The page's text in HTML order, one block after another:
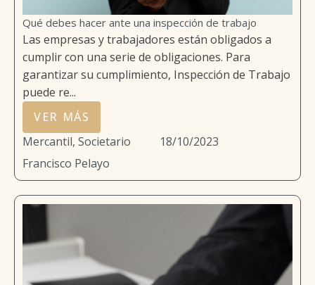
Qué debes hacer ante una inspección de trabajo
Las empresas y trabajadores están obligados a
cumplir con una serie de obligaciones. Para
garantizar su cumplimiento, Inspección de Trabajo
puede re...
VER MÁS
Mercantil, Societario
18/10/2023
Francisco Pelayo